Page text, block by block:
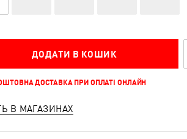
ДОДАТИ В КОШИК
ДОСТАВКА ПРИ ОПЛАТІ ОНЛАЙН
В МАГАЗИНАХ